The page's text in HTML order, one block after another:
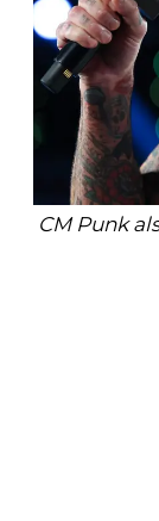
CM Punk